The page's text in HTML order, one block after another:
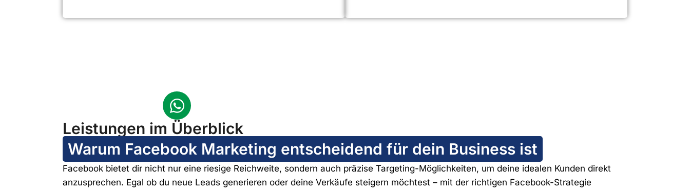
Leistungen im Überblick
Warum Facebook Marketing entscheidend für dein Business ist
Facebook bietet dir nicht nur eine riesige Reichweite, sondern auch präzise Targeting-Möglichkeiten, um deine idealen Kunden direkt
anzusprechen. Egal ob du neue Leads generieren oder deine Verkäufe steigern möchtest – mit der richtigen Facebook-Strategie